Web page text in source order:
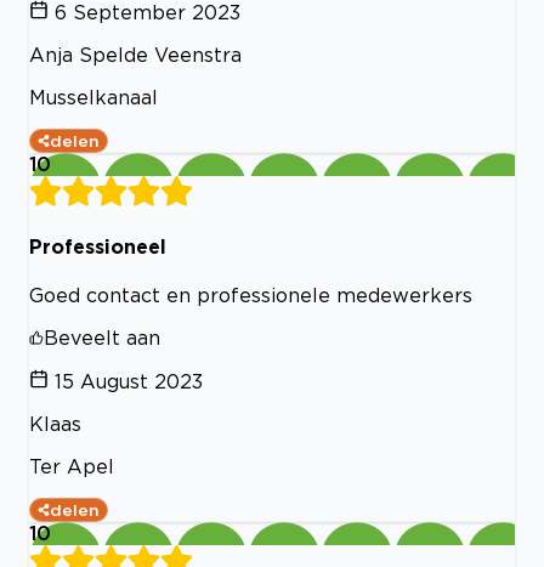
6 September 2023
Anja Spelde Veenstra
Musselkanaal
delen
10
Professioneel
Goed contact en professionele medewerkers
Beveelt aan
15 August 2023
Klaas
Ter Apel
delen
10